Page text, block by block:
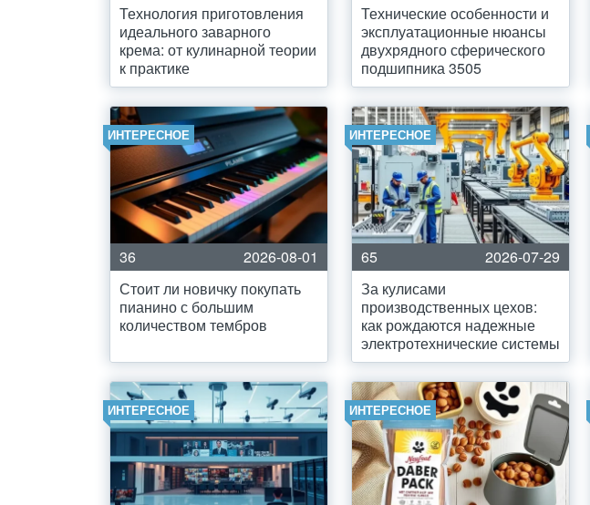
Технология приготовления
идеального заварного
крема: от кулинарной теории
к практике
Технические особенности и
эксплуатационные нюансы
двухрядного сферического
подшипника 3505
ИНТЕРЕСНОЕ
36
2026-08-01
Стоит ли новичку покупать
пианино с большим
количеством тембров
ИНТЕРЕСНОЕ
65
2026-07-29
За кулисами
производственных цехов:
как рождаются надежные
электротехнические системы
ИНТЕРЕСНОЕ ИНТЕРЕСНОЕ